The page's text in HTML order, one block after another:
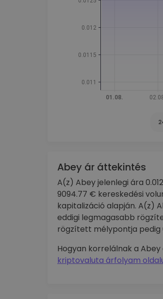
Abey ár áttekintés
A(z) Abey jelenlegi ára
9094.77 € kereskedési
kapitalizáció alapján. A(z)
eddigi legmagasabb
rögzített mélypontja pedig
Hogyan korrelálnak a
kriptovaluta árfolyam